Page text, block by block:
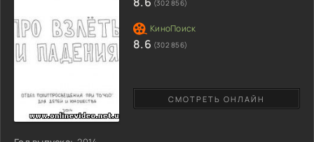
СМОТРЕТЬ ОНЛАЙН
(302 856)
8.6 (302 856)